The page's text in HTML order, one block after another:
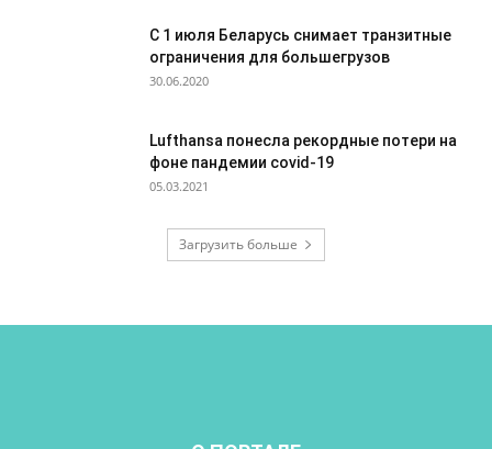
С 1 июля Беларусь снимает транзитные
ограничения для большегрузов
30.06.2020
Lufthansa понесла рекордные потери на
фоне пандемии covid-19
05.03.2021
Загрузить больше